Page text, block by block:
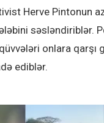
Herve Pintonun
səsləndiriblər.
onlara qarşı
ediblər.